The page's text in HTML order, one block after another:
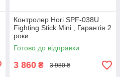
Контролер Hori SPF-038U
Fighting Stick Mini , Гарантія 2
роки
Готово до відправки
3 860 ₴ 3 980 ₴